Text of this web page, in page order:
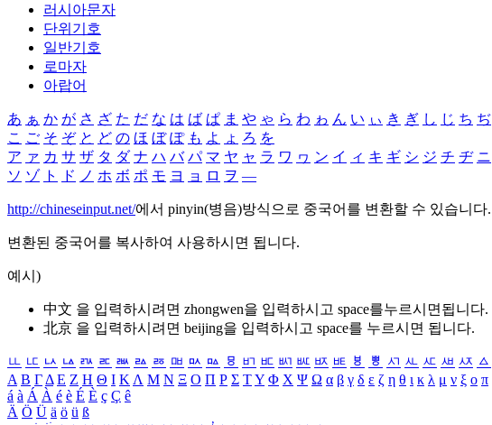
러시아문자
단위기호
일반기호
로마자
아랍어
あ ぁ か が さ ざ た だ な は ば ぱ ま や ゃ ら わ ゎ ん い ぃ き ぎ し じ ち ぢ
こ ご そ ぞ と ど の ほ ぼ ぽ も よ ょ ろ を
ア ァ カ サ ザ タ ダ ナ ハ バ パ マ ヤ ャ ラ ワ ヮ ン イ ィ キ ギ シ ジ チ ヂ ニ
ソ ゾ ト ド ノ ホ ボ ポ モ ヨ ョ ロ ヲ ―
http://chineseinput.net/에서 pinyin(병음)방식으로 중국어를 변환할 수 있습니다.
변환된 중국어를 복사하여 사용하시면 됩니다.
예시)
中文 을 입력하시려면 zhongwen을 입력하시고 space를누르시면됩니다.
北京 을 입력하시려면 beijing을 입력하시고 space를 누르시면 됩니다.
ㅥ ㅦ ㅧ ㅨ ㅩ ㅪ ㅫ ㅬ ㅭ ㅮ ㅯ ㅰ ㅱ ㅲ ㅳ ㅴ ㅵ ㅶ ㅷ ㅸ ㅹ ㅺ ㅻ ㅼ ㅽ ㅾ ㅿ
Α Β ΓΔ Ε Ζ Η Θ Ι ΚΛ Μ Ν Ξ Ο Π Ρ Σ ΤΥ Φ Χ Ψ Ω α β γ δ ε ζ η θ ι κ λ μ ν ξ ο π
á à Á À é è É È ç Ç ê
Ä Ö Ü ä ö ü ß